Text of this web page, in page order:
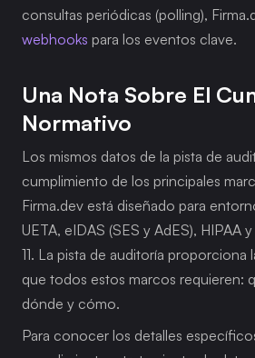
webhooks para los eventos clave.
Una Nota Sobre El
Normativo
Los mismos datos de la pista de
cumplimiento de los principales
Firma.dev está diseñado para
UETA, eIDAS (SES y AdES), HIPAA
11. La pista de auditoría proporciona
que todos estos marcos requieren:
dónde y cómo.
Para conocer los detalles